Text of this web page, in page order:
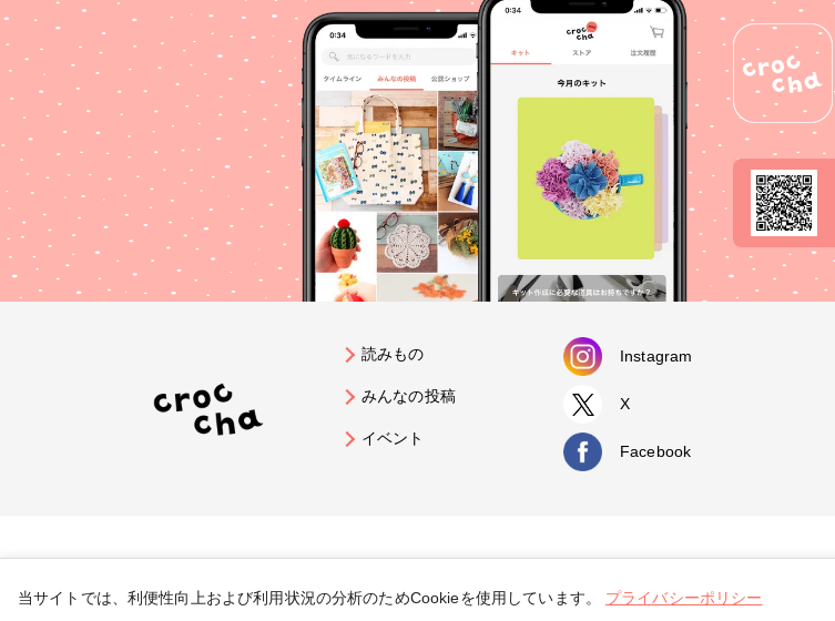
読みもの
みんなの投稿
イベント
Instagram
X
Facebook
当サイトでは、利便性向上および利用状況の分析のためCookieを使用しています。 プライバシーポリシー